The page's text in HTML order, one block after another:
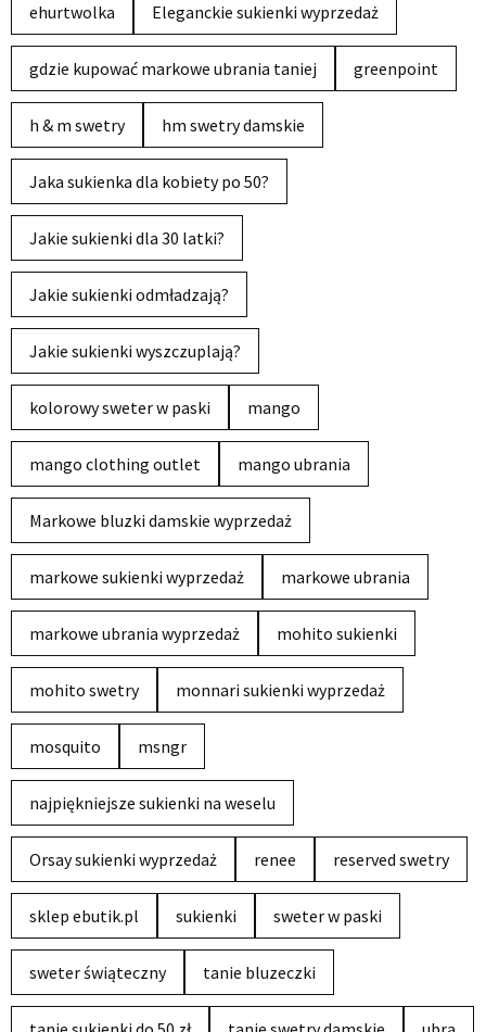
ehurtwolka Eleganckie sukienki wyprzedaż
gdzie kupować markowe ubrania taniej greenpoint
h & m swetry hm swetry damskie
Jaka sukienka dla kobiety po 50?
Jakie sukienki dla 30 latki?
Jakie sukienki odmładzają?
Jakie sukienki wyszczuplają?
kolorowy sweter w paski mango
mango clothing outlet mango ubrania
Markowe bluzki damskie wyprzedaż
markowe sukienki wyprzedaż markowe ubrania
markowe ubrania wyprzedaż mohito sukienki
mohito swetry monnari sukienki wyprzedaż
mosquito msngr
najpiękniejsze sukienki na weselu
Orsay sukienki wyprzedaż renee reserved swetry
sklep ebutik.pl sukienki sweter w paski
sweter świąteczny tanie bluzeczki